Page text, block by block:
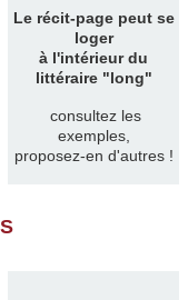
Le récit-page peut se
loger
à l'intérieur du
littéraire "long"
consultez les
exemples,
proposez-en d'autres !